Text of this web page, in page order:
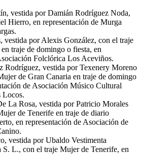
vestida por Damián Rodríguez Noda,
Hierro, en representación de Murga
vestida por Alexis González, con el traje
traje de domingo o fiesta, en
Folclórica Los Aceviños.
Rodríguez, vestida por Texenery Moreno
de Gran Canaria en traje de domingo
de Asociación Músico Cultural
Locos.
La Rosa, vestida por Patricio Morales
de Tenerife en traje de diario
en representación de Asociación de
vestida por Ubaldo Vestimenta
S. L., con el traje Mujer de Tenerife, en